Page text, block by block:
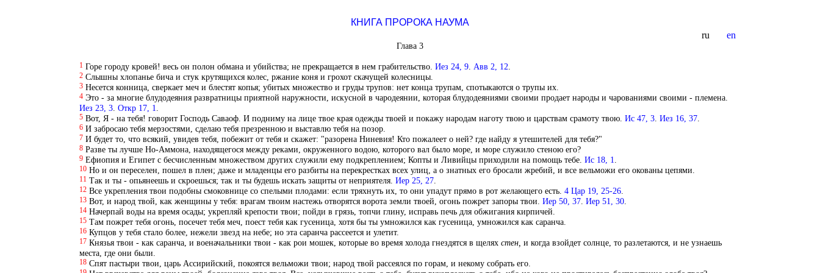
КНИГА ПРОРОКА НАУМА
ru en
Глава 3
1 Горе городу кровей! весь он полон обмана и убийства; не прекращается в нем грабительство. Иез 24, 9. Авв 2, 12
2 Слышны хлопанье бича и стук крутящихся колес, ржание коня и грохот скачущей колесницы.
3 Несется конница, сверкает меч и блестят копья; убитых множество и груды трупов: нет конца трупам, спотыкаются о трупы их.
4 Это - за многие блудодеяния развратницы приятной наружности, искусной в чародеянии, которая блудодеяниями своими продает народы и чарованиями своими - племена.
Иез 23, 3. Откр 17, 1
5 Вот, Я - на тебя! говорит Господь Саваоф. И подниму на лице твое края одежды твоей и покажу народам наготу твою и царствам срамоту твою. Ис 47, 3. Иез 16, 37.
6 И забросаю тебя мерзостями, сделаю тебя презренною и выставлю тебя на позор.
7 И будет то, что всякий, увидев тебя, побежит от тебя и скажет: "разорена Ниневия! Кто пожалеет о ней? где найду я утешителей для тебя?"
8 Разве ты лучше Но-Аммона, находящегося между реками, окруженного водою, которого вал было море, и море служило стеною его?
9 Ефиопия и Египет с бесчисленным множеством других служили ему подкреплением; Копты и Ливийцы приходили на помощь тебе. Ис 18, 1
10 Но и он переселен, пошел в плен; даже и младенцы его разбиты на перекрестках всех улиц, а о знатных его бросали жребий, и все вельможи его окованы цепями.
11 Так и ты - опьянеешь и скроешься; так и ты будешь искать защиты от неприятеля. Иер 25, 27.
12 Все укрепления твои подобны смоковнице со спелыми плодами: если тряхнуть их, то они упадут прямо в рот желающего есть. 4 Цар 19, 25-26.
13 Вот, и народ твой, как женщины у тебя: врагам твоим настежь отворятся ворота земли твоей, огонь пожрет запоры твои. Иер 50, 37. Иер 51, 30.
14 Начерпай воды на время осады; укрепляй крепости твои; пойди в грязь, топчи глину, исправь печь для обжигания кирпичей.
15 Там пожрет тебя огонь, посечет тебя меч, поест тебя как гусеница, хотя бы ты умножился как гусеница, умножился как саранча.
16 Купцов у тебя стало более, нежели звезд на небе; но эта саранча рассеется и улетит.
17 Князья твои - как саранча, и военачальники твои - как рои мошек, которые во время холода гнездятся в щелях стен, и когда взойдет солнце, то разлетаются, и не узнаешь
места, где они были.
18 Спят пастыри твои, царь Ассирийский, покоятся вельможи твои; народ твой рассеялся по горам, и некому собрать его.